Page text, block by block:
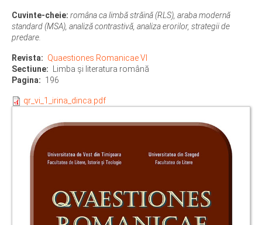
Cuvinte-cheie: româna ca limbă străină (RLS), araba modernă
standard (MSA), analiză contrastivă, analiza erorilor, strategii de
predare.
Revista
Quaestiones Romanicae VI
Sectiune
Limba şi literatura română
Pagina
196
qr_vi_1_irina_dinca.pdf